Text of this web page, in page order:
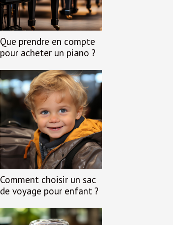
Que prendre en compte
pour acheter un piano ?
Comment choisir un sac
de voyage pour enfant ?